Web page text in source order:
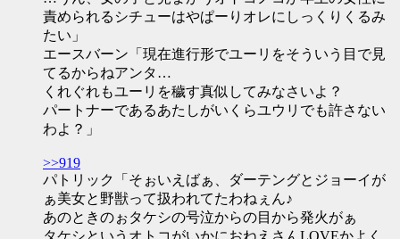
責められるシチューはやぱーりオレにしっくりくるみ
たい」
エースバーン「現在進行形でユーリをそういう目で見
てるからねアンタ…
くれぐれもユーリを穢す真似してみなさいよ？
パートナーであるあたしがいくらユウリでも許さない
わよ？」
>>919
パトリック「そぉいえばぁ、ダーテングとジョーイが
ぁ美女と野獣って扱われてたわねぇん♪
あのときのぉタケシの号泣からの目から発火がぁ
タケシというオトコがいかにおねえさんLOVEかよく